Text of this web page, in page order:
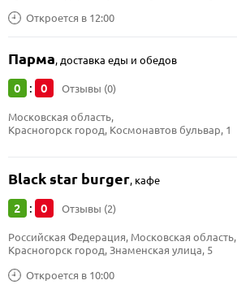
Откроется в 12:00
Парма, доставка еды и обедов
0 : 0 Отзывы (0)
Московская область,
Красногорск город, Космонавтов бульвар, 1
Black star burger, кафе
2 : 0 Отзывы (2)
Откроется в 10:00
Российская Федерация, Московская область,
Красногорск город, Знаменская улица, 5